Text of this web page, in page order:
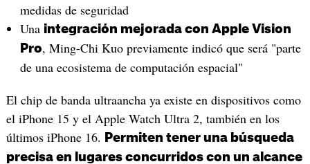
medidas de seguridad
Una integración mejorada con Apple Vision
Pro, Ming-Chi Kuo previamente indicó que será "parte
de una ecosistema de computación espacial"
El chip de banda ultraancha ya existe en dispositivos como
el iPhone 15 y el Apple Watch Ultra 2, también en los
últimos iPhone 16.
Permiten tener una búsqueda
precisa en lugares concurridos con un alcance